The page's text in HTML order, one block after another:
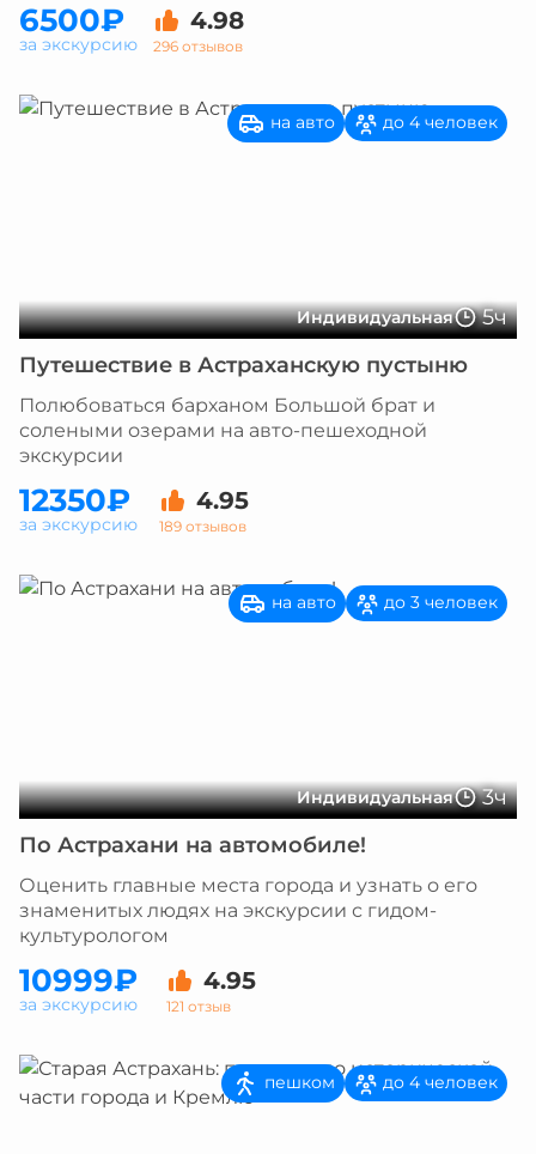
6500₽ 4.98
296 отзывов
за экскурсию
Индивидуальная 5ч
на авто до 4 человек
Путешествие в Астраханскую пустыню
Полюбоваться барханом Большой брат и
солеными озерами на авто-пешеходной
экскурсии
12350₽ 4.95
189 отзывов
за экскурсию
Индивидуальная 3ч
на авто до 3 человек
По Астрахани на автомобиле!
Оценить главные места города и узнать о его
знаменитых людях на экскурсии с гидом-
культурологом
10999₽ 4.95
121 отзыв
за экскурсию
пешком до 4 человек